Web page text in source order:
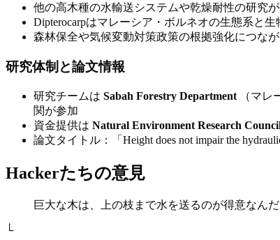
他の高木種の水輸送システムや乾燥耐性の研究
Dipterocarpはマレーシア・ボルネオの生態系と
森林保全や気候変動対策政策の根拠強化につな
研究体制と論文情報
研究チームは Sabah Forestry Department （マレ
関が参加
資金提供は Natural Environment Research
論文タイトル：「Height does not impair the
Hackerたちの意見
巨大な木は、上の枝まで水を送るのが得意なん
└